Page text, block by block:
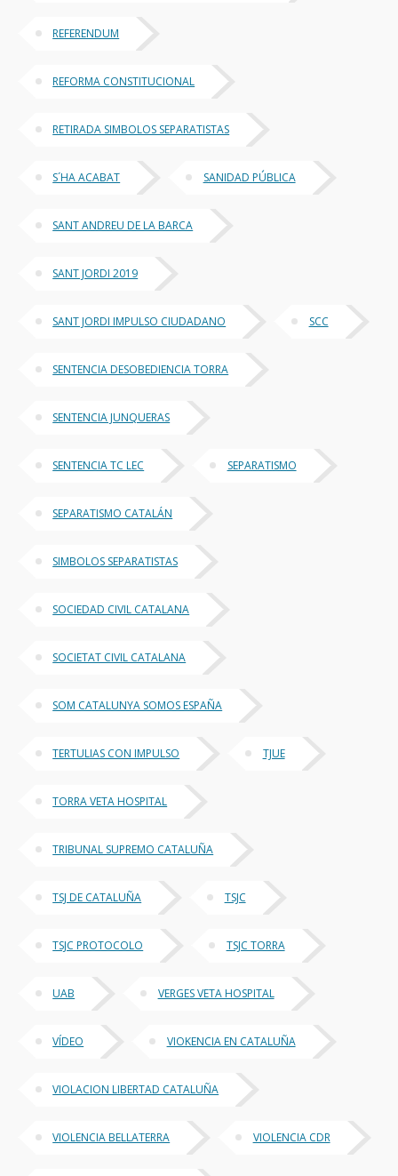
REFERENDUM
REFORMA CONSTITUCIONAL
RETIRADA SIMBOLOS SEPARATISTAS
S´HA ACABAT SANIDAD PÚBLICA
SANT ANDREU DE LA BARCA
SANT JORDI 2019
SANT JORDI IMPULSO CIUDADANO SCC
SENTENCIA DESOBEDIENCIA TORRA
SENTENCIA JUNQUERAS
SENTENCIA TC LEC SEPARATISMO
SEPARATISMO CATALÁN
SIMBOLOS SEPARATISTAS
SOCIEDAD CIVIL CATALANA
SOCIETAT CIVIL CATALANA
SOM CATALUNYA SOMOS ESPAÑA
TERTULIAS CON IMPULSO TJUE
TORRA VETA HOSPITAL
TRIBUNAL SUPREMO CATALUÑA
TSJ DE CATALUÑA TSJC
TSJC PROTOCOLO TSJC TORRA
UAB VERGES VETA HOSPITAL
VÍDEO VIOKENCIA EN CATALUÑA
VIOLACION LIBERTAD CATALUÑA
VIOLENCIA BELLATERRA VIOLENCIA CDR